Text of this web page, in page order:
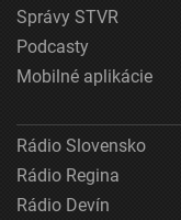
Správy STVR
Podcasty
Mobilné aplikácie
Rádio Slovensko
Rádio Regina
Rádio Devín